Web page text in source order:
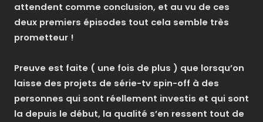
attendent comme conclusion, et au vu de ces
deux premiers épisodes tout cela semble très
prometteur !
Preuve est faite ( une fois de plus ) que lorsqu’on
laisse des projets de série-tv spin-off à des
personnes qui sont réellement investis et qui sont
la depuis le début, la qualité s’en ressent tout de